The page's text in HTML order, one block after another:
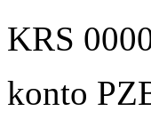
KRS
konto